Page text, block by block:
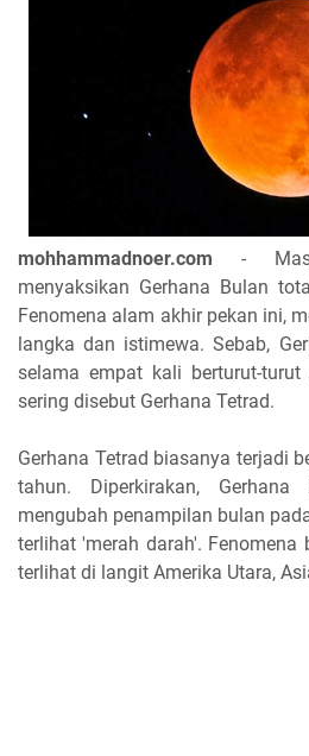
mohhammadnoer.com -
menyaksikan Gerhana Bulan
Fenomena alam akhir pekan ini,
langka dan istimewa. Sebab,
selama empat kali berturut-
sering disebut Gerhana Tetrad.
Gerhana Tetrad biasanya terjadi
tahun. Diperkirakan,
mengubah penampilan bulan
terlihat 'merah darah'. Fenomena
terlihat di langit Amerika Utara,